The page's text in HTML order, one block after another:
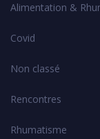
Alimentation &
Covid
Non classé
Rencontres
Rhumatisme